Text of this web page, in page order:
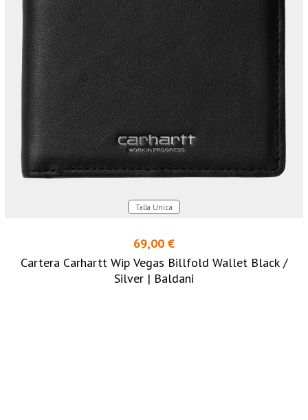
Talla Unica
69,00 €
Cartera Carhartt Wip Vegas Billfold Wallet Black /
Silver | Baldani